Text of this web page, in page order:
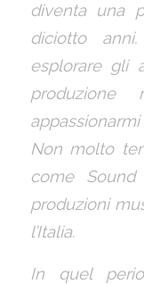
diventa una
diciotto
esplorare gli
Non molto
come Sound
produzioni
l’Italia.
In quel